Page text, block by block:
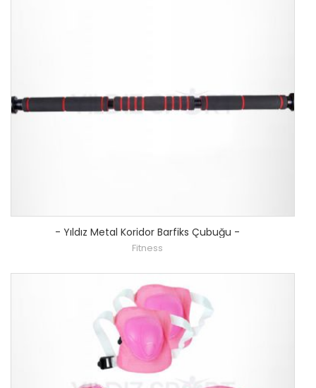
-Yıldız Metal Koridor Barfiks Çubuğu -
Fitness